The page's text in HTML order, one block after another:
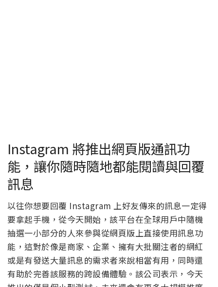
Instagram 將推出網頁版通訊功
能，讓你隨時隨地都能閱讀與回覆
訊息
以往你想要回覆 Instagram 上好友傳來的訊息一定得
要拿起手機，從今天開始，該平台在全球用戶中隨機
抽選一小部分的人來參與從網頁版上直接使用訊息功
能，這對於像是商家、企業、擁有大批關注者的網紅
或是有發送大量訊息的需求者來說相當有用，同時還
有助於完善該服務的跨設備體驗。該公司表示，今天